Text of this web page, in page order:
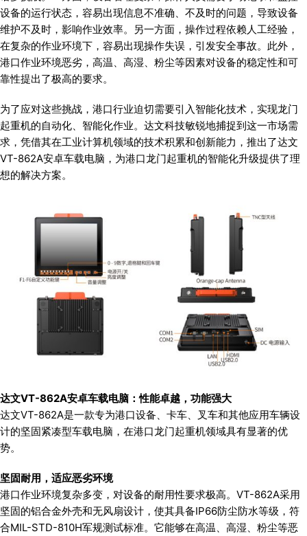
设备的运行状态，容易出现信息不准确、不及时的问题，导致设备
维护不及时，影响作业效率。另一方面，操作过程依赖人工经验，
在复杂的作业环境下，容易出现操作失误，引发安全事故。此外，
港口作业环境恶劣，高温、高湿、粉尘等因素对设备的稳定性和可
靠性提出了极高的要求。
为了应对这些挑战，港口行业迫切需要引入智能化技术，实现龙门
起重机的自动化、智能化作业。达文科技敏锐地捕捉到这一市场需
求，凭借其在工业计算机领域的技术积累和创新能力，推出了达文
VT-862A安卓车载电脑，为港口龙门起重机的智能化升级提供了理
想的解决方案。
达文VT-862A安卓车载电脑：性能卓越，功能强大
达文VT-862A是一款专为港口设备、卡车、叉车和其他应用车辆设
计的坚固紧凑型车载电脑，在港口龙门起重机领域具有显著的优
势。
坚固耐用，适应恶劣环境
港口作业环境复杂多变，对设备的耐用性要求极高。VT-862A采用
坚固的铝合金外壳和无风扇设计，使其具备IP66防尘防水等级，符
合MIL-STD-810H军规测试标准。它能够在高温、高湿、粉尘等恶